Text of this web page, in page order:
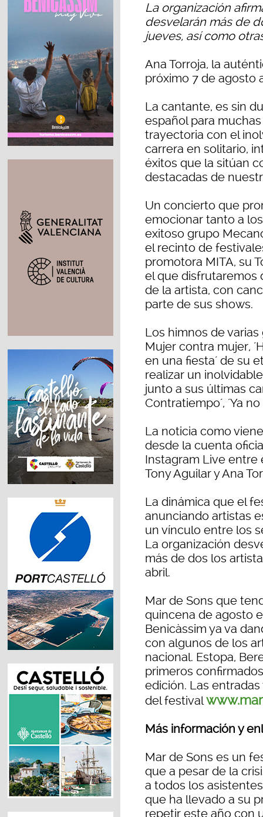
La organización
desvelarán más de
jueves, así como
Ana Torroja, la
próximo 7 de agosto
La cantante, es sin
español para
trayectoria con el
carrera en solitario,
éxitos que la sitúan
destacadas de
Un concierto que
emocionar tanto a
exitoso grupo
el recinto de
promotora MITA, su
el que disfrutaremos
de la artista, con
parte de sus shows.
Los himnos de varias
Mujer contra mujer,
en una fiesta´ de su
realizar un
junto a sus últimas
Contratiempo´, ´Ya no
La noticia como
desde la cuenta
Instagram Live entre
Tony Aguilar y Ana
La dinámica que el
anunciando artistas
un vínculo entre los
La organización
más de dos los
abril.
Mar de Sons que
quincena de agosto
Benicàssim ya va
con algunos de los
nacional. Estopa,
primeros
edición. Las
del festival
Más información y
Mar de Sons es un
que a pesar de la
a todos los
que ha llevado a su
repetir este año con